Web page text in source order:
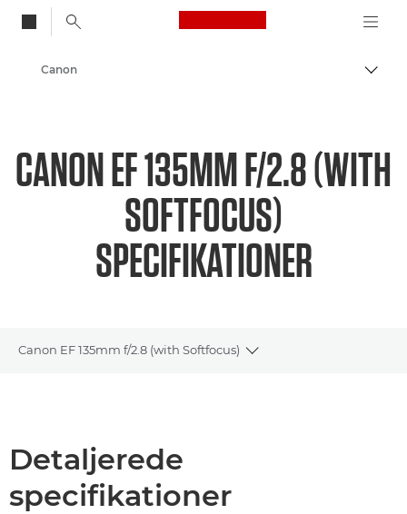
Canon Logo, back
Skift
Canon
CANON EF 135MM F/2.8 (WITH
SOFTFOCUS)
SPECIFIKATIONER
Canon EF 135mm f/2.8 (with Softfocus)
Toggle breadcrumbs
Detaljerede
specifikationer